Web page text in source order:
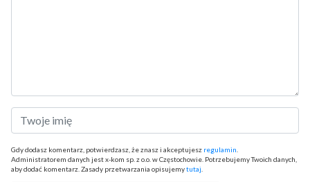
Gdy dodasz komentarz, potwierdzasz, że znasz i akceptujesz regulamin
Administratorem danych jest x-kom sp. z o.o. w Częstochowie. Potrzebujemy Twoich danych,
aby dodać komentarz. Zasady przetwarzania opisujemytutaj